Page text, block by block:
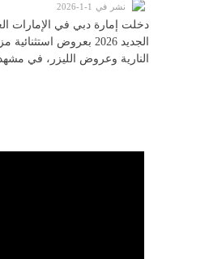
نشر في 1-1-2026
دخلت إمارة دبي في الإمارات
الجديد 2026 بعروض
النارية وعروض الليزر، في